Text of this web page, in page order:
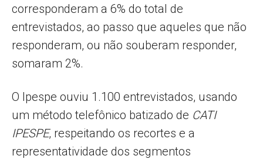
corresponderam a 6% do total de
entrevistados, ao passo que aqueles que não
responderam, ou não souberam responder,
somaram 2%.
O Ipespe ouviu 1.100 entrevistados, usando
um método telefônico batizado de CATI
IPESPE, respeitando os recortes e a
representatividade dos segmentos